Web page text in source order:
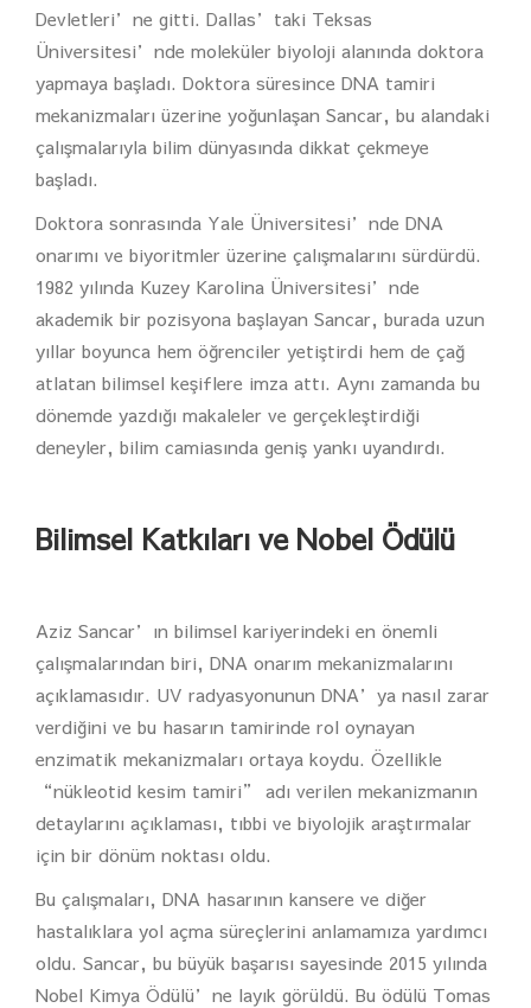
Devletleri’ne gitti. Dallas’taki Teksas
Üniversitesi’nde moleküler biyoloji alanında doktora
yapmaya başladı. Doktora süresince DNA tamiri
mekanizmaları üzerine yoğunlaşan Sancar, bu alandaki
çalışmalarıyla bilim dünyasında dikkat çekmeye
başladı.
Doktora sonrasında Yale Üniversitesi’nde DNA
onarımı ve biyoritmler üzerine çalışmalarını sürdürdü.
1982 yılında Kuzey Karolina Üniversitesi’nde
akademik bir pozisyona başlayan Sancar, burada uzun
yıllar boyunca hem öğrenciler yetiştirdi hem de çağ
atlatan bilimsel keşiflere imza attı. Aynı zamanda bu
dönemde yazdığı makaleler ve gerçekleştirdiği
deneyler, bilim camiasında geniş yankı uyandırdı.
Bilimsel Katkıları ve Nobel Ödülü
Aziz Sancar’ın bilimsel kariyerindeki en önemli
çalışmalarından biri, DNA onarım mekanizmalarını
açıklamasıdır. UV radyasyonunun DNA’ya nasıl zarar
verdiğini ve bu hasarın tamirinde rol oynayan
enzimatik mekanizmaları ortaya koydu. Özellikle
“nükleotid kesim tamiri” adı verilen mekanizmanın
detaylarını açıklaması, tıbbi ve biyolojik araştırmalar
için bir dönüm noktası oldu.
Bu çalışmaları, DNA hasarının kansere ve diğer
hastalıklara yol açma süreçlerini anlamamıza yardımcı
oldu. Sancar, bu büyük başarısı sayesinde 2015 yılında
Nobel Kimya Ödülü’ne layık görüldü. Bu ödülü Tomas